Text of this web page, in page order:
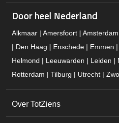
Door heel Nederland
Alkmaar | Amersfoort |
| Den Haag | Enschede | Emmen
Helmond | Leeuwarden | Leiden |
Rotterdam | Tilburg | Utrecht |
Over TotZiens